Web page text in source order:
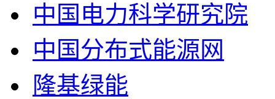
中国电力科学研究院
中国分布式能源网
隆基绿能